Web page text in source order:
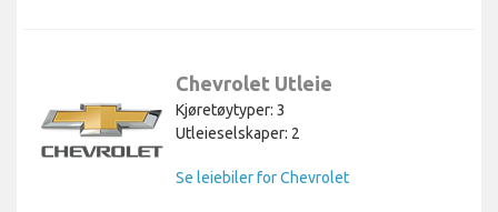
Chevrolet Utleie
Kjøretøytyper: 3
Utleieselskaper: 2
Se leiebiler for Chevrolet